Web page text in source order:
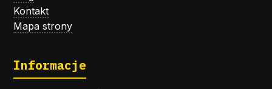
Kontakt
Mapa strony
Informacje